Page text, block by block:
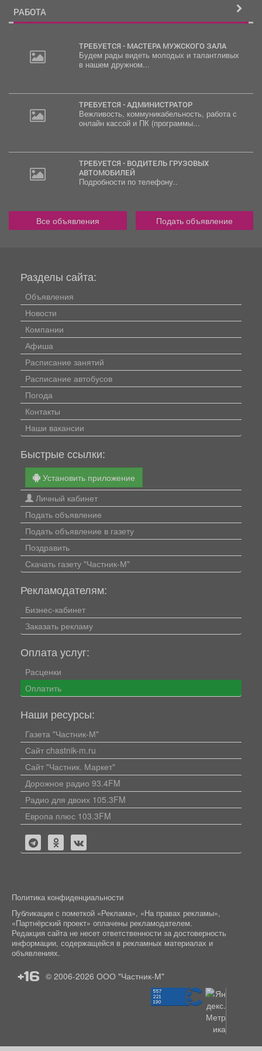
РАБОТА
ТРЕБУЕТСЯ - МАСТЕРА МУЖСКОГО ЗАЛА
Будем рады видеть молодых и талантливых
в нашем дружном...
ТРЕБУЕТСЯ - АДМИНИСТРАТОР
Вежливость, коммуникабельность, работа с
онлайн кассой и ПК (программы...
ТРЕБУЕТСЯ - ВОДИТЕЛЬ ГРУЗОВЫХ
АВТОМОБИЛЕЙ
Подробности по телефону..
Все объявления Подать объявление
Разделы сайта:
Объявления
Новости
Компании
Афиша
Расписание занятий
Расписание автобусов
Погода
Контакты
Наши вакансии
Быстрые ссылки:
Установить приложение
Личный кабинет
Подать объявление
Подать объявление в газету
Поздравить
Скачать газету "Частник-М"
Рекламодателям:
Бизнес-кабинет
Заказать рекламу
Оплата услуг:
Расценки
Оплатить
Наши ресурсы:
Газета "Частник-М"
Сайт chastnik-m.ru
Сайт "Частник. Маркет"
Дорожное радио 93.4FM
Радио для двоих 105.3FM
Европа плюс 103.3FM
Политика конфиденциальности
Публикации с пометкой «Реклама», «На правах рекламы»,
«Партнёрский проект» оплачены рекламодателем.
Редакция сайта не несет ответственности за достоверность
информации, содержащейся в рекламных материалах и
объявлениях.
+16 © 2006-2026 ООО "Частник-М"